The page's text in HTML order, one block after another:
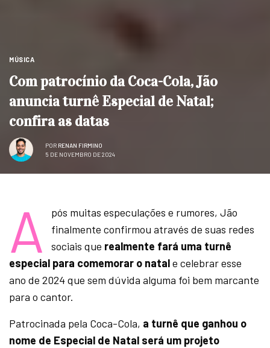
MÚSICA
Com patrocínio da Coca-Cola, Jão
anuncia turnê Especial de Natal;
confira as datas
POR RENAN FIRMINO
5 DE NOVEMBRO DE 2024
A
pós muitas especulações e rumores, Jão
finalmente confirmou através de suas redes
sociais que realmente fará uma turnê
especial para comemorar o natale celebrar esse
ano de 2024 que sem dúvida alguma foi bem marcante
para o cantor.
Patrocinada pela Coca-Cola, a turnê que ganhou o
nome de Especial de Natal será um projeto